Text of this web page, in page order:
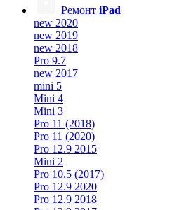
Ремонт iPad
new 2020
new 2019
new 2018
Pro 9.7
new 2017
mini 5
Mini 4
Mini 3
Pro 11 (2018)
Pro 11 (2020)
Pro 12.9 2015
Mini 2
Pro 10.5 (2017)
Pro 12.9 2020
Pro 12.9 2018